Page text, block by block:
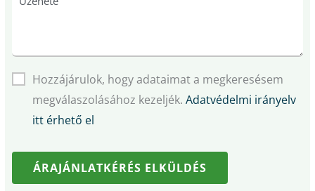
Hozzájárulok, hogy adataimat a megkeresésem
megválaszolásához kezeljék. Adatvédelmi irányelv
itt érhető el
ÁRAJÁNLATKÉRÉS ELKÜLDÉS